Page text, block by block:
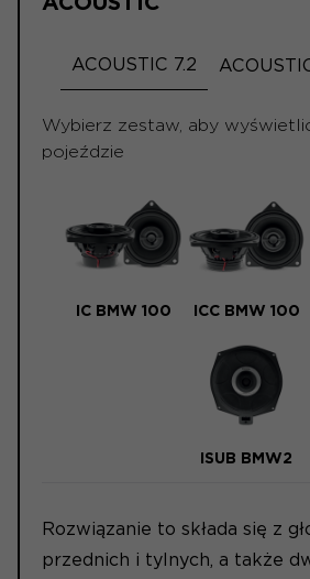
ACOUSTIC 7.2
Wybierz zestaw, aby
pojeździe
IC BMW 100 ICC BMW 100
ISUB BMW2
Rozwiązanie to składa się z
przednich i tylnych, a także